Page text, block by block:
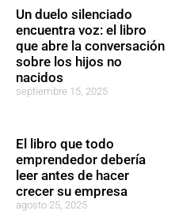
Un duelo silenciado
encuentra voz: el libro
que abre la conversación
sobre los hijos no
nacidos
septiembre 15, 2025
El libro que todo
emprendedor debería
leer antes de hacer
crecer su empresa
agosto 25, 2025